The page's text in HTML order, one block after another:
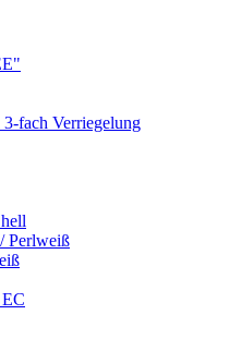
fach Verriegelung
Perlweiß